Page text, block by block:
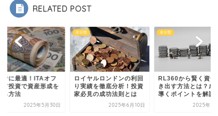
RELATED POST
者に最適！ITAオフ
ア投資で資産形成を
る方法
2025年5月30日
未分類
ロイヤルロンドンの利回
り実績を徹底分析！投資
家必見の成功法則とは
2025年6月10日
未分類
RL360から賢く資金
き出す方法とは？成
導くポイントを解説
2025年6